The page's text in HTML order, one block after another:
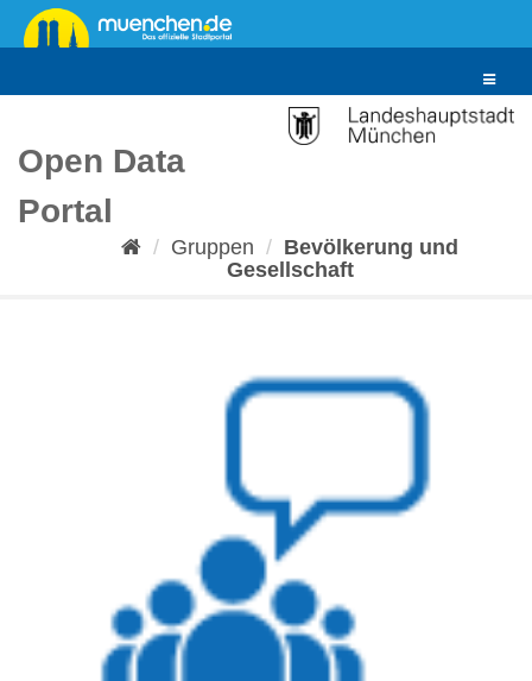
Überspringen
zum
Toggle
Open Data
Portal
Gruppen
Bevölkerung und
Gesellschaft